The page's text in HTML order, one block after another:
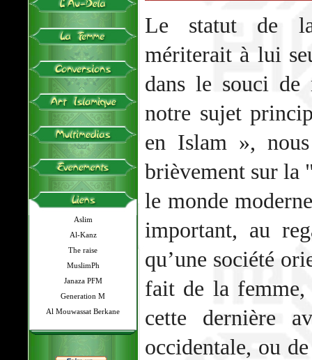
Aslim
Al-Kanz
The raise
MuslimPh
Janaza PFM
Generation M
Al Mouwassat Berkane
Le statut de
mériterait à lui
dans le souci de
notre sujet
en Islam »,
brièvement sur la
le monde
important, au
qu’une société
fait de la femme,
cette dernière
occidentale, ou